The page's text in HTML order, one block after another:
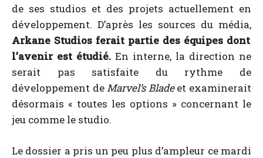
de ses studios et des projets actuellement en
développement. D’après les sources du média,
Arkane Studios ferait partie des équipes dont
l’avenir est étudié. En interne, la direction ne
serait pas satisfaite du rythme de
développement de Marvel’s Bladeet examinerait
désormais « toutes les options » concernant le
jeu comme le studio.
Le dossier a pris un peu plus d’ampleur ce mardi